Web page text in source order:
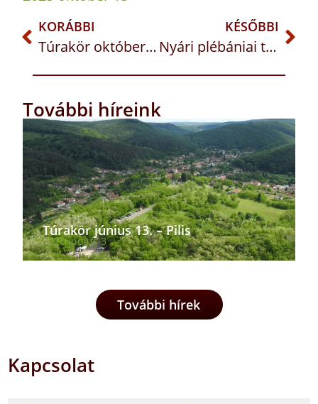
KORÁBBI
Túrakör október 11. – Szentendrei-sziget kerékpárral
KÉSŐBBI
Nyári plébániai tábor 2026.07.23-26.
További híreink
Túrakör június 13. – Pilis
2026 június 3
További hírek
Kapcsolat